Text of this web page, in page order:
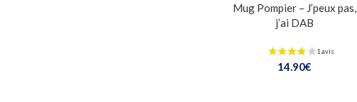
Mug Pompier – J’peux pas,
j’ai DAB
14.90€